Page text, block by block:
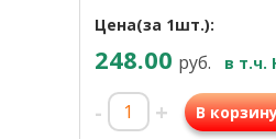
Цена(за 1шт.):
248.00 руб. в т.ч.
- + В